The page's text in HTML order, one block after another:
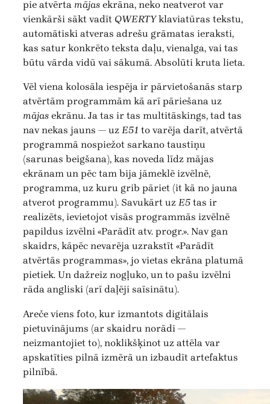
pie atvērta mājas ekrāna, neko neatverot var
vienkārši sākt vadīt QWERTYklaviatūras tekstu,
automātiski atveras adrešu grāmatas ieraksti,
kas satur konkrēto teksta daļu, vienalga, vai tas
būtu vārda vidū vai sākumā. Absolūti kruta lieta.
Vēl viena kolosāla iespēja ir pārvietošanās starp
atvērtām programmām kā arī pāriešana uz
mājas ekrānu. Ja tas ir tas multitāskings, tad tas
nav nekas jauns — uz E51 to varēja darīt, atvērtā
programmā nospiežot sarkano taustiņu
(sarunas beigšana), kas noveda līdz mājas
ekrānam un pēc tam bija jāmeklē izvēlnē,
programma, uz kuru grib pāriet (it kā no jauna
atverot programmu). Savukārt uz E5 tas ir
realizēts, ievietojot visās programmās izvēlnē
papildus izvēlni «Parādīt atv. progr.». Nav gan
skaidrs, kāpēc nevarēja uzrakstīt «Parādīt
atvērtās programmas», jo vietas ekrāna platumā
pietiek. Un dažreiz nogļuko, un to pašu izvēlni
rāda angliski (arī daļēji saīsinātu).
Areče viens foto, kur izmantots digitālais
pietuvinājums (ar skaidru norādi —
neizmantojiet to), noklikšķinot uz attēla var
apskatīties pilnā izmērā un izbaudīt artefaktus
pilnībā.